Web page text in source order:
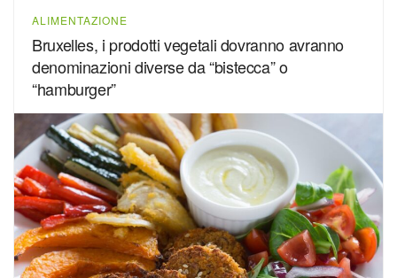
ALIMENTAZIONE
Bruxelles, i prodotti vegetali dovranno avranno
denominazioni diverse da “bistecca” o
“hamburger”